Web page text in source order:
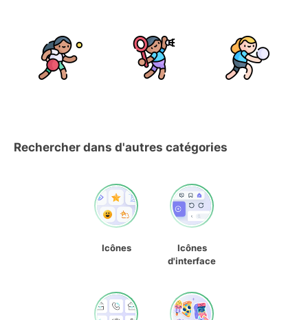
Rechercher dans d'autres catégories
Icônes
Icônes
d'interface